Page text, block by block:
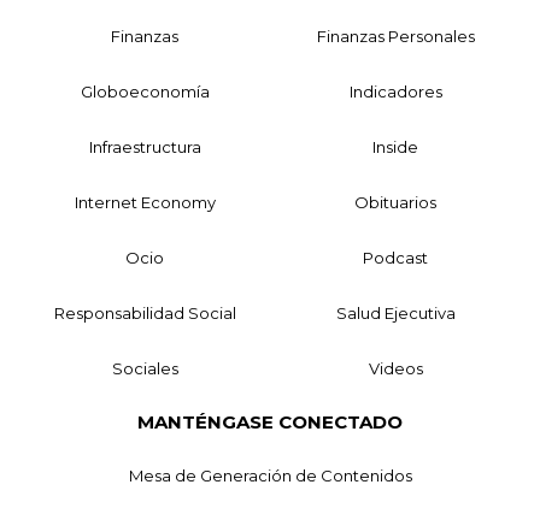
Finanzas Finanzas Personales
Globoeconomía Indicadores
Infraestructura Inside
Internet Economy Obituarios
Ocio Podcast
Responsabilidad Social Salud Ejecutiva
Sociales Videos
MANTÉNGASE CONECTADO
Mesa de Generación de Contenidos